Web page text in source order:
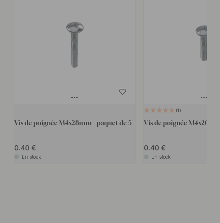
Vis de poignée M4x28mm - paquet de 5
0.40
En stock
1
Vis de poignée
0.40
En stock